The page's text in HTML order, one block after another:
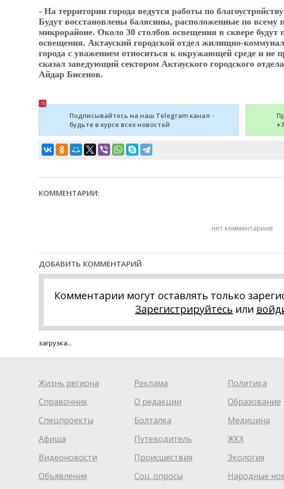
- На территории города ведутся работы по
Будут восстановлены балясины, расположенные по всему
микрорайоне. Около 30 столбов освещения в сквере
освещения. Актауский городской отдел жилищно-
города с уважением относиться к окружающей среде и не
сказал заведующий сектором Актауского городского
Айдар Бисенов.
Подписывайтесь на наш Telegram канал -
будьте в курсе всех новостей
КОММЕНТАРИИ:
нет комментариев
ДОБАВИТЬ КОММЕНТАРИЙ
Комментарии могут оставлять только
Зарегистрируйтесь или
загрузка...
Жизнь региона
Справочник
Спецпроекты
Афиша
Видеоновости
Объявления
Реклама
О редакции
Болталка
Путеводитель
Происшествия
Соц. опросы
Политика
Образование
Медицина
ЖКХ
Экология
Народные